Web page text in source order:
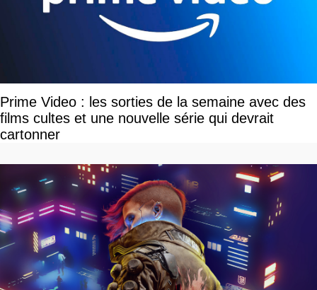
Prime Video : les sorties de la semaine avec des
films cultes et une nouvelle série qui devrait
cartonner